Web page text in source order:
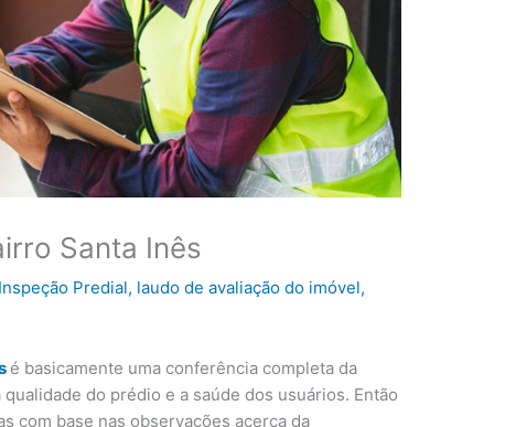
Santa Inês
Inspeção Predial, laudo de avaliação do imóvel,
é basicamente uma conferência completa da
do prédio e a saúde dos usuários. Então
com base nas observações acerca da